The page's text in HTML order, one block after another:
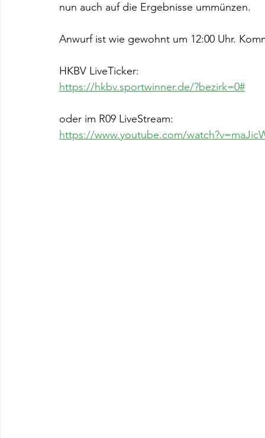
nun auch auf die Ergebnisse ummünzen.
Anwurf ist wie gewohnt um 12:00 Uhr.
HKBV LiveTicker:
https://hkbv.sportwinner.de/?bezirk=0#
oder im R09 LiveStream:
https://www.youtube.com/